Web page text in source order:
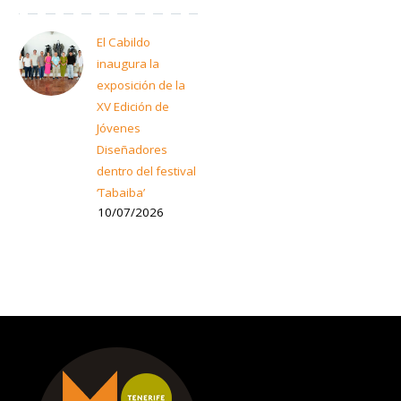
El Cabildo
inaugura la
exposición de la
XV Edición de
Jóvenes
Diseñadores
dentro del festival
‘Tabaiba’
10/07/2026